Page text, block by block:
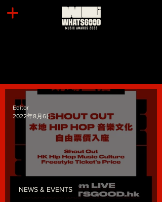
NEWS & EVENTS
Editor
2022年8月6日